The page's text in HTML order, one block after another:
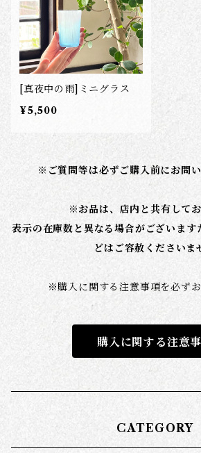
[真夜中の雨]ミニグラス
¥5,500
※ご質問等は必ずご購入前にお問
※お品は、店内と共有してお
表示の在庫数と異なる場合がございます
どはご容赦くださいま
※購入に関する注意事項を必ず
購入に関する注意
CATEGORY